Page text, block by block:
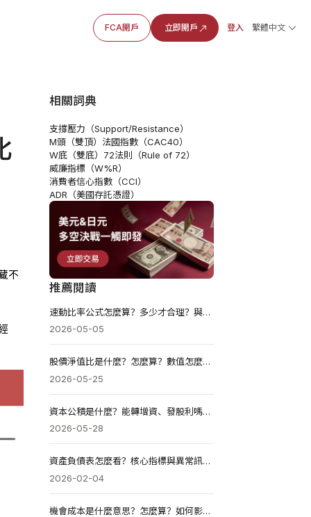
FCA開戶 立即開戶 登入 繁體中文
不
相關詞典
支撐壓力（Support/Resistance）
M頭（雙頂） 法國指數（CAC40）
W底（雙底） 72法則（Rule of 72）
威廉指標（W%R）
消費者信心指數（CCI）
ADR（美國存託憑證）
推薦閱讀
速動比率公式怎麼算？多少才合理？與流動比率有何不同？
2026-05-05
股價淨值比是什麼？怎麼算？數值怎麼看？破淨買得到嗎？
2026-05-25
資本公積是什麼？能轉增資、發股利嗎？來源與用途解析
2026-05-28
資產負債表怎麼看？核心指標與異常訊號快速篩選高風險公司！
2026-02-04
機會成本是什麼意思？怎麼算？如何影響投資收益？